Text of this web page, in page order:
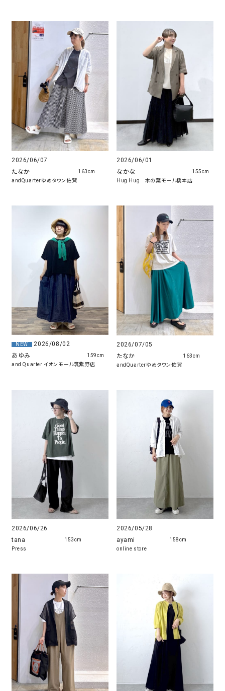
2026/06/07
たなか
andQuarterゆめタウン佐賀
163cm
2026/06/01
なかな
Hug Hug 木の葉モール橋本店
155cm
NEW
2026/08/02
あゆみ
and Quarter イオンモール筑紫野店
159cm
2026/07/05
たなか
andQuarterゆめタウン佐賀
163cm
2026/06/26
tana
Press
153cm
2026/05/28
ayami
online store
158cm